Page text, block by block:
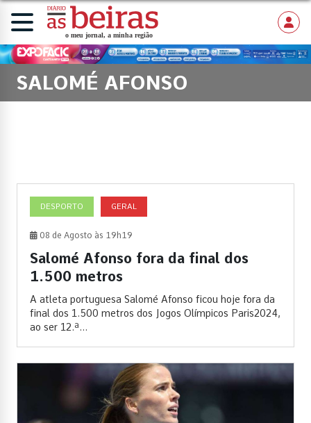
SALOMÉ AFONSO
DESPORTO GERAL
08 de Agosto às 19h19
Salomé Afonso fora da final dos
1.500 metros
A atleta portuguesa Salomé Afonso ficou hoje fora da
final dos 1.500 metros dos Jogos Olímpicos Paris2024,
ao ser 12.ª...